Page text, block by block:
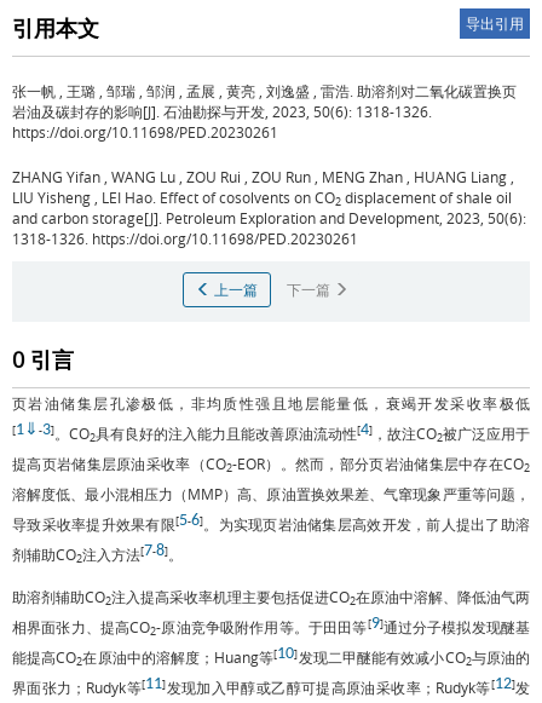
引用本文 导出引用
张一帆 王璐 邹瑞 邹润 孟展 黄亮 刘逸盛 雷浩 助溶剂对二氧化碳置换页
岩油及碳封存的影响[J]. 石油勘探与开发, 2023, 50(6): 1318-1326.
https://doi.org/10.11698/PED.20230261
ZHANG Yifan WANG Lu ZOU Rui ZOU Run MENG Zhan HUANG Liang
LIU Yisheng
LEI Hao Effect of cosolvents on CO2 displacement of shale oil
and carbon storage[J]. Petroleum Exploration and Development, 2023, 50(6):
1318-1326. https://doi.org/10.11698/PED.20230261
上一篇 下一篇
0 引言
页岩油储集层孔渗极低，非均质性强且地层能量低，衰竭开发采收率极低
[1 ⇓ -3]。CO2具有良好的注入能力且能改善原油流动性[4] ，故注CO2被广泛应用于
提高页岩储集层原油采收率（CO2-EOR）。然而，部分页岩油储集层中存在CO2
溶解度低、最小混相压力（MMP）高、原油置换效果差、气窜现象严重等问题，
导致采收率提升效果有限[5-6]。为实现页岩油储集层高效开发，前人提出了助溶
剂辅助CO2注入方法[7-8]。
助溶剂辅助CO2注入提高采收率机理主要包括促进CO2在原油中溶解、降低油气两
相界面张力、提高CO2-原油竞争吸附作用等。于田田等[9]通过分子模拟发现醚基
能提高CO2在原油中的溶解度；Huang等[10]发现二甲醚能有效减小CO2与原油的
界面张力；Rudyk等[11]发现加入甲醇或乙醇可提高原油采收率；Rudyk等[12]发